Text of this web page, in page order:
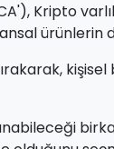
Kripto
ürünlerin